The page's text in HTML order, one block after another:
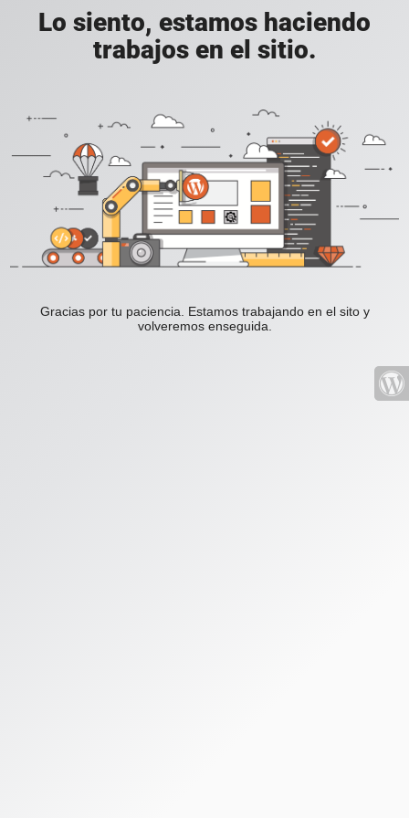
Lo siento, estamos haciendo
trabajos en el sitio.
Gracias por tu paciencia. Estamos trabajando en el sito y
volveremos enseguida.